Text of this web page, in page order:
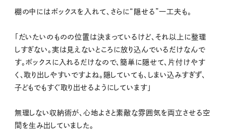
棚の中にはボックスを入れて、さらに“隠せる”一工夫も。
「だいたいのものの位置は決まっているけど、それ以上に整理
しすぎない。実は見えないところに放り込んでいるだけなんで
す。ボックスに入れるだけなので、簡単に隠せて、片付けやす
く、取り出しやすいですよね。隠していても、しまい込みすぎず、
子どもでもすぐ取り出せるようにしています」
無理しない収納術が、心地よさと素敵な雰囲気を両立させる空
間を生み出していました。